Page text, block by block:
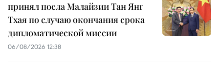
принял посла Малайзии Тан Янг
Тхая по случаю окончания срока
дипломатической миссии
06/08/2026 12:38